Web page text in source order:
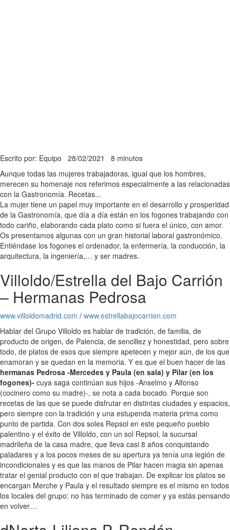
Escrito por: Equipo 28/02/2021 8 minutos
Aunque todas las mujeres trabajadoras, igual que los hombres,
merecen su homenaje nos referimos especialmente a las relacionadas
con la Gastronomía. Recetas...
La mujer tiene un papel muy importante en el desarrollo y prosperidad
de la Gastronomía, que día a día están en los fogones trabajando con
todo cariño, elaborando cada plato como si fuera el único, con amor.
Os presentamos algunas con un gran historial laboral gastronómico.
Entiéndase los fogones el ordenador, la enfermería, la conducción, la
arquitectura, la ingeniería,… y ser madres.
Villoldo/Estrella del Bajo Carrión
– Hermanas Pedrosa
www.villoldomadrid.com / www.estrellabajocarrion.com
Hablar del Grupo Villoldo es hablar de tradición, de familia, de
producto de origen, de Palencia, de sencillez y honestidad, pero sobre
todo, de platos de esos que siempre apetecen y mejor aún, de los que
enamoran y se quedan en la memoria. Y es que el buen hacer de las
hermanas Pedrosa -Mercedes y Paula (en sala) y Pilar (en los
fogones)- cuya saga continúan sus hijos -Anselmo y Alfonso
(cocinero como su madre)-, se nota a cada bocado. Porque son
recetas de las que se puede disfrutar en distintas ciudades y espacios,
pero siempre con la tradición y una estupenda materia prima como
punto de partida. Con dos soles Repsol en este pequeño pueblo
palentino y el éxito de Villoldo, con un sol Repsol, la sucursal
madrileña de la casa madre, que lleva casi 8 años conquistando
paladares y a los pocos meses de su apertura ya tenía una legión de
incondicionales y es que las manos de Pilar hacen magia sin apenas
tratar el genial producto con el que trabajan. De explicar los platos se
encargan Merche y Paula y el resultado siempre es el mismo en todos
los locales del grupo: no has terminado de comer y ya estás pensando
en volver…